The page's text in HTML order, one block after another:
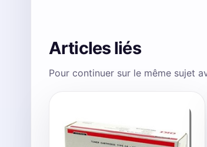
Articles liés
Pour continuer sur le même sujet